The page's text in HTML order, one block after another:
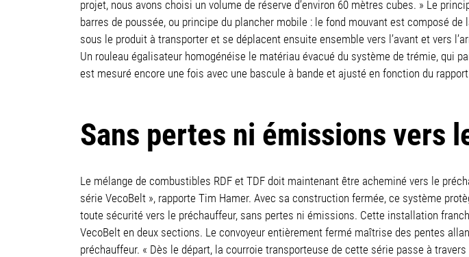
projet, nous avons choisi un volume de réserve d’environ 60 mètres cubes. » Le
barres de poussée, ou principe du plancher mobile : le fond mouvant est composé de
sous le produit à transporter et se déplacent ensuite ensemble vers l’avant et vers
Un rouleau égalisateur homogénéise le matériau évacué du système de trémie, qui
est mesuré encore une fois avec une bascule à bande et ajusté en fonction du
Sans pertes ni émissions vers
Le mélange de combustibles RDF et TDF doit maintenant être acheminé vers le
série VecoBelt », rapporte Tim Hamer. Avec sa construction fermée, ce système
toute sécurité vers le préchauffeur, sans pertes ni émissions. Cette installation
VecoBelt en deux sections. Le convoyeur entièrement fermé maîtrise des pentes
préchauffeur. « Dès le départ, la courroie transporteuse de cette série passe à